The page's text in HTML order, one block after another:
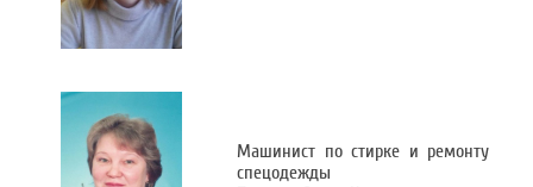
Машинист по стирке и ремонту
спецодежды